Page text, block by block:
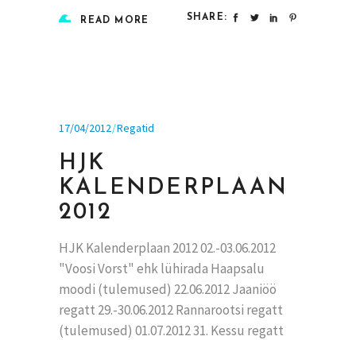
READ MORE SHARE:
17/04/2012 Regatid
HJK
KALENDERPLAAN
2012
HJK Kalenderplaan 2012 02.-03.06.2012
"Voosi Vorst" ehk lühirada Haapsalu
moodi (tulemused) 22.06.2012 Jaaniöö
regatt 29.-30.06.2012 Rannarootsi regatt
(tulemused) 01.07.2012 31. Kessu regatt